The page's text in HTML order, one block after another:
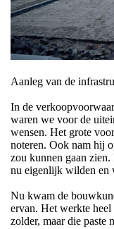
Aanleg van de
In de
waren we voor de
wensen. Het grote
noteren. Ook nam hij
zou kunnen gaan
nu eigenlijk wilden en
Nu kwam de
ervan. Het werkte
zolder, maar die